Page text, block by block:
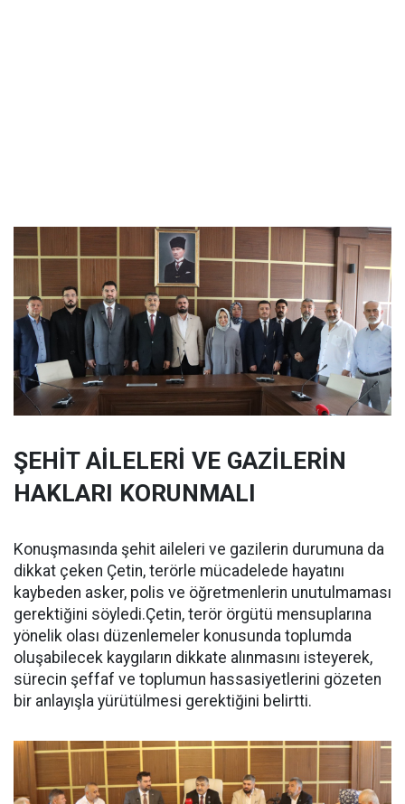
ŞEHİT AİLELERİ VE GAZİLERİN
HAKLARI KORUNMALI
Konuşmasında şehit aileleri ve gazilerin durumuna da
dikkat çeken Çetin, terörle mücadelede hayatını
kaybeden asker, polis ve öğretmenlerin unutulmaması
gerektiğini söyledi.Çetin, terör örgütü mensuplarına
yönelik olası düzenlemeler konusunda toplumda
oluşabilecek kaygıların dikkate alınmasını isteyerek,
sürecin şeffaf ve toplumun hassasiyetlerini gözeten
bir anlayışla yürütülmesi gerektiğini belirtti.